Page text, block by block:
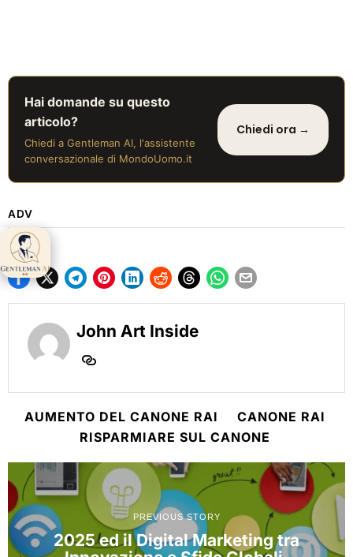
Hai domande su questo
articolo?
Chiedi a Gentleman AI, l'assistente
conversazionale di MondoUomo.it
Chiedi ora →
ADV
John Art Inside
AUMENTO DEL CANONE RAI
CANONE RAI
RISPARMIARE SUL CANONE
PREVIOUS STORY
2025 ed il Digital Marketing tra